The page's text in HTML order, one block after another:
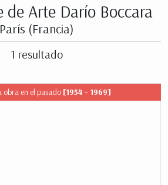
de Arte Darío Boccara
París (Francia)
1 resultado
obra en el pasado [1954 - 1969]